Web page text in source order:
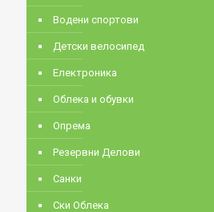
Водени спортови
Детски велосипед
Електроника
Облека и обувки
Опрема
Резервни Делови
Санки
Ски Облека